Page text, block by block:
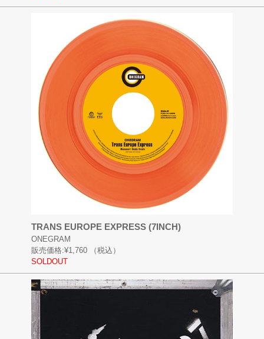
TRANS EUROPE EXPRESS (7INCH)
ONEGRAM
販売価格:¥1,760
（税込）
SOLDOUT